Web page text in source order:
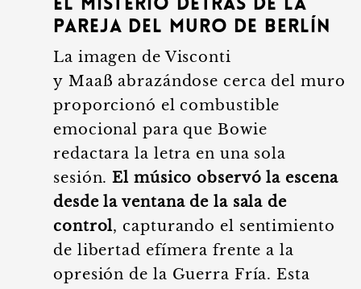
El misterio detrás de la
pareja del Muro de Berlín
La imagen de Visconti
y Maaß abrazándose cerca del muro
proporcionó el combustible
emocional para que Bowie
redactara la letra en una sola
sesión.El músico observó la escena
desde la ventana de la sala de
control, capturando el sentimiento
de libertad efímera frente a la
opresión de la Guerra Fría. Esta